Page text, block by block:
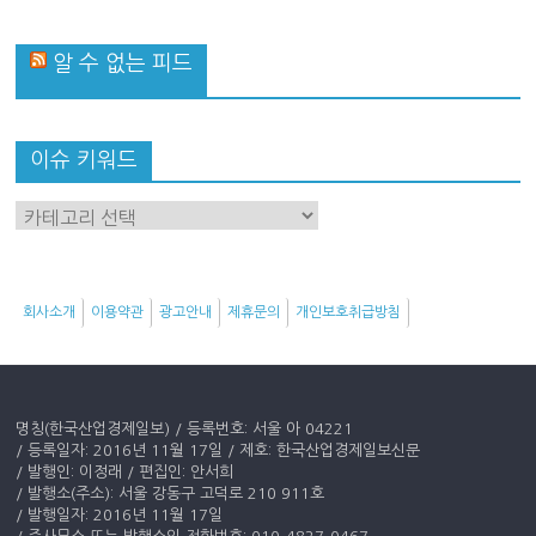
알 수 없는 피드
이슈 키워드
이
드
회사소개 이용약관 광고안내 제휴문의 개인보호취급방침
명칭(한국산업경제일보) / 등록번호: 서울 아 04221
/ 등록일자: 2016년 11월 17일 / 제호: 한국산업경제일보신문
/ 발행인: 이정래 / 편집인: 안서희
/ 발행소(주소): 서울 강동구 고덕로 210 911호
/ 발행일자: 2016년 11월 17일